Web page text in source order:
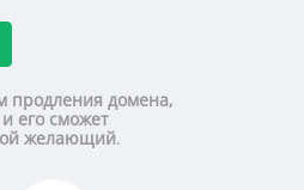
продления домена,
его сможет
желающий.